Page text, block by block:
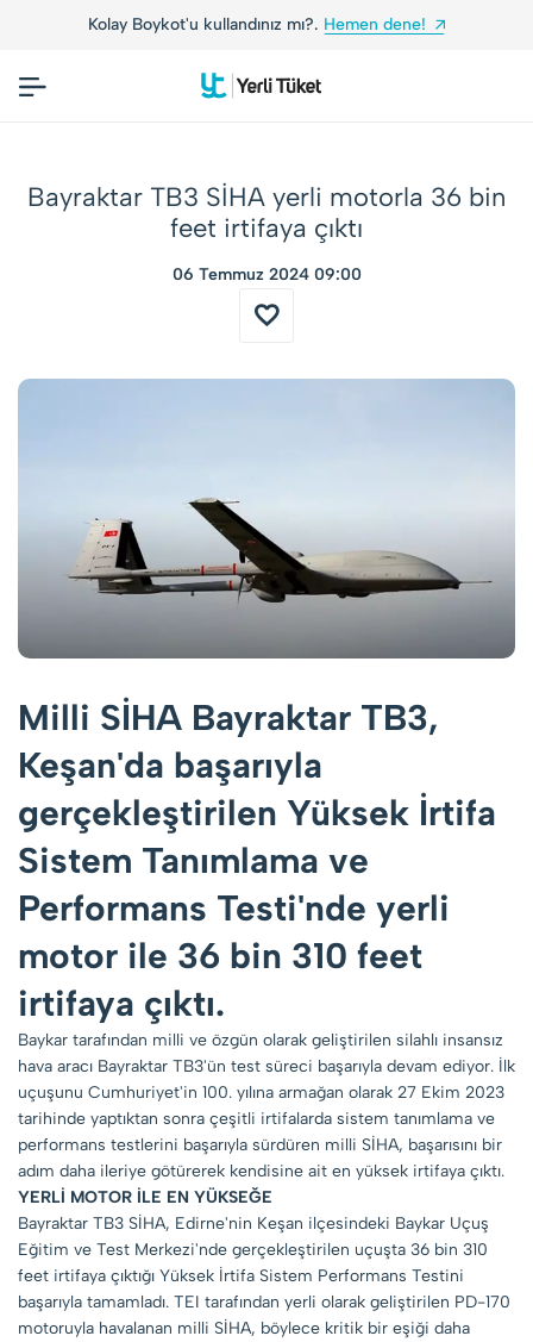
Kolay Boykot'u kullandınız mı?. Hemen dene!
Bayraktar TB3 SİHA yerli motorla 36 bin
feet irtifaya çıktı
06 Temmuz 2024 09:00
Milli SİHA Bayraktar TB3,
Keşan'da başarıyla
gerçekleştirilen Yüksek İrtifa
Sistem Tanımlama ve
Performans Testi'nde yerli
motor ile 36 bin 310 feet
irtifaya çıktı.
Baykar tarafından milli ve özgün olarak geliştirilen silahlı insansız
hava aracı Bayraktar TB3'ün test süreci başarıyla devam ediyor. İlk
uçuşunu Cumhuriyet'in 100. yılına armağan olarak 27 Ekim 2023
tarihinde yaptıktan sonra çeşitli irtifalarda sistem tanımlama ve
performans testlerini başarıyla sürdüren milli SİHA, başarısını bir
adım daha ileriye götürerek kendisine ait en yüksek irtifaya çıktı.
YERLİ MOTOR İLE EN YÜKSEĞE
Bayraktar TB3 SİHA, Edirne'nin Keşan ilçesindeki Baykar Uçuş
Eğitim ve Test Merkezi'nde gerçekleştirilen uçuşta 36 bin 310
feet irtifaya çıktığı Yüksek İrtifa Sistem Performans Testini
başarıyla tamamladı. TEI tarafından yerli olarak geliştirilen PD-170
motoruyla havalanan milli SİHA, böylece kritik bir eşiği daha